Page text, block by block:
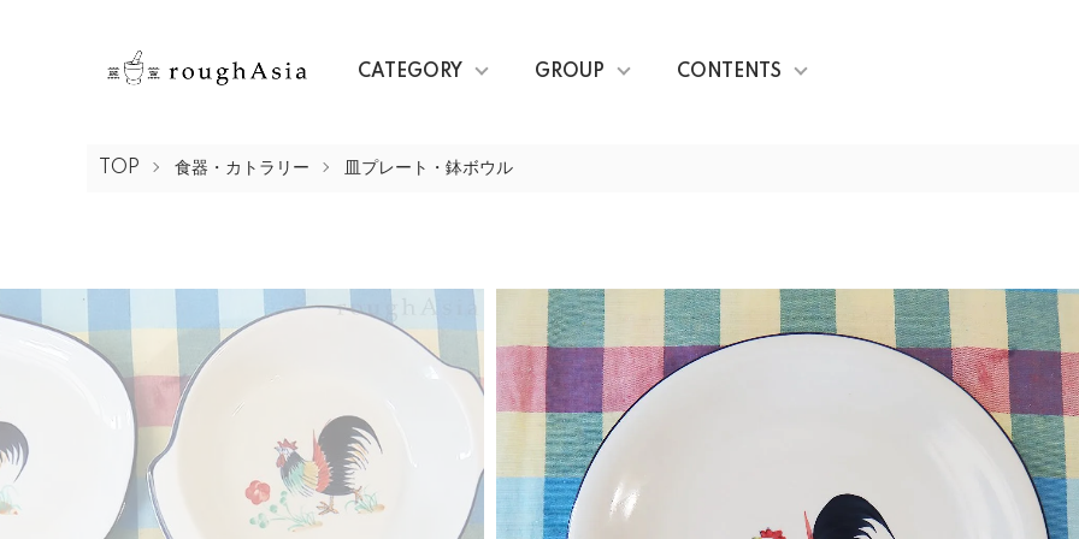
CATEGORY GROUP CONTENTS
TOP 食器・カトラリー 皿プレート・鉢ボウル